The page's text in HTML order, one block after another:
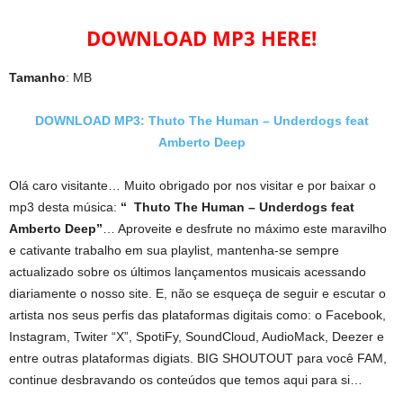
DOWNLOAD MP3 HERE!
Tamanho: MB
DOWNLOAD MP3: Thuto The Human – Underdogs feat
Amberto Deep
Olá caro visitante… Muito obrigado por nos visitar e por baixar o
mp3 desta música: “ Thuto The Human – Underdogs feat
Amberto Deep” … Aproveite e desfrute no máximo este maravilho
e cativante trabalho em sua playlist, mantenha-se sempre
actualizado sobre os últimos lançamentos musicais acessando
diariamente o nosso site. E, não se esqueça de seguir e escutar o
artista nos seus perfis das plataformas digitais como: o Facebook,
Instagram, Twiter “X”, SpotiFy, SoundCloud, AudioMack, Deezer e
entre outras plataformas digiats. BIG SHOUTOUT para você FAM,
continue desbravando os conteúdos que temos aqui para si…